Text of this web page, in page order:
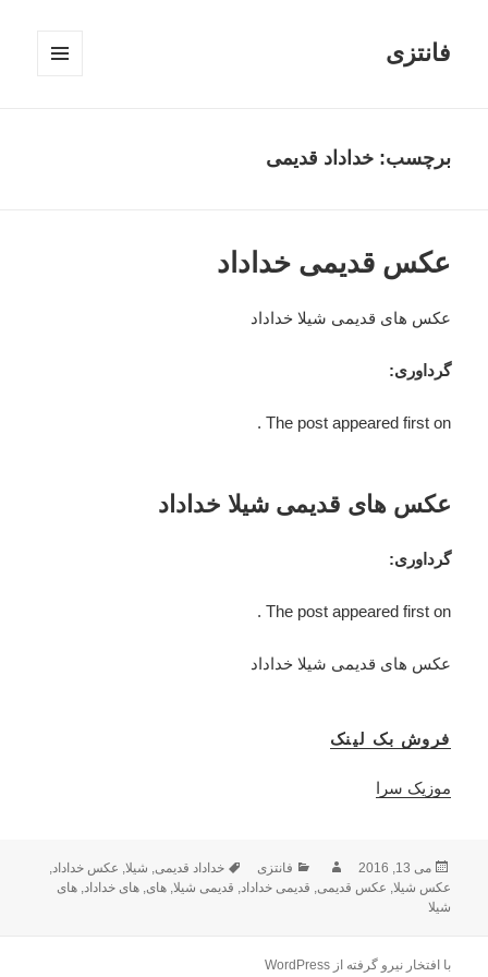
فانتزی
برچسب: خداداد قدیمی
عکس قدیمی خداداد
عکس های قدیمی شیلا خداداد
گرداوری:
The post appeared first on .
عکس های قدیمی شیلا خداداد
گرداوری:
The post appeared first on .
عکس های قدیمی شیلا خداداد
فروش بک لینک
موزیک سرا
ارسال
شده
در
می 13, 2016 نویسندهدسته‌ها
فانتزی برچسب‌ها
خداداد قدیمی, شیلا, عکس خداداد,
عکس شیلا, عکس قدیمی, قدیمی خداداد, قدیمی شیلا,های,های خداداد,های
شیلا
با افتخار نیرو گرفته از WordPress